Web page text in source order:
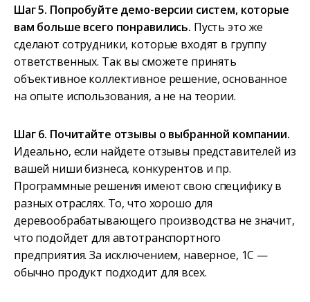
Шаг 5. Попробуйте демо-версии систем, которые
вам больше всего понравились. Пусть это же
сделают сотрудники, которые входят в группу
ответственных. Так вы сможете принять
объективное коллективное решение, основанное
на опыте использования, а не на теории.
Шаг 6. Почитайте отзывы о выбранной компании.
Идеально, если найдете отзывы представителей из
вашей ниши бизнеса, конкурентов и пр.
Программные решения имеют свою специфику в
разных отраслях. То, что хорошо для
деревообрабатывающего производства не значит,
что подойдет для автотранспортного
предприятия. За исключением, наверное, 1С —
обычно продукт подходит для всех.